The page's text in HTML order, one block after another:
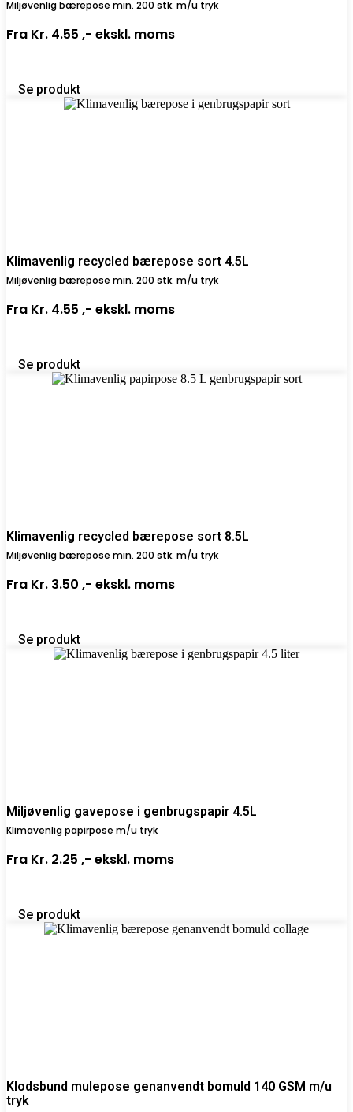
Miljøvenlig bærepose min. 200 stk. m/u tryk
Fra Kr. 4.55 ,- ekskl. moms
Se produkt
Klimavenlig recycled bærepose sort 4.5L
Miljøvenlig bærepose min. 200 stk. m/u tryk
Fra Kr. 4.55 ,- ekskl. moms
Se produkt
Klimavenlig recycled bærepose sort 8.5L
Miljøvenlig bærepose min. 200 stk. m/u tryk
Fra Kr. 3.50 ,- ekskl. moms
Se produkt
Miljøvenlig gavepose i genbrugspapir 4.5L
Klimavenlig papirpose m/u tryk
Fra Kr. 2.25 ,- ekskl. moms
Se produkt
Klodsbund mulepose genanvendt bomuld 140 GSM m/u
tryk